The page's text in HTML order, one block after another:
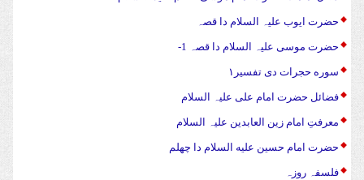
حضرت ایوب علیہ السلام دا قصہ
حضرت موسی علیہ السلام دا قصہ 1-
سوره حجرات دی تفسیر۱
فضائل حضرت امام علی علیہ السلام
معرفتِ امام زین العابدین علیہ السلام
حضرت امام حسین علیه السلام دا چهلم
فلسفہ روزہ